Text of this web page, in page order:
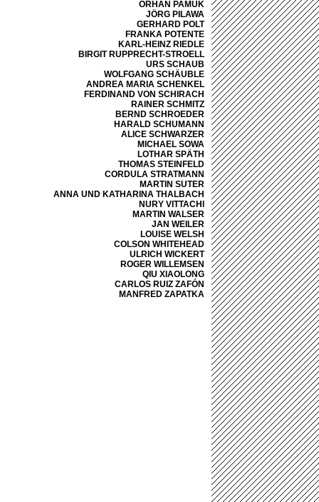
ORHAN PAMUK
JÖRG PILAWA
GERHARD POLT
FRANKA POTENTE
KARL-HEINZ RIEDLE
BIRGIT RUPPRECHT-STROELL
URS SCHAUB
WOLFGANG SCHÄUBLE
ANDREA MARIA SCHENKEL
FERDINAND VON SCHIRACH
RAINER SCHMITZ
BERND SCHROEDER
HARALD SCHUMANN
ALICE SCHWARZER
MICHAEL SOWA
LOTHAR SPÄTH
THOMAS STEINFELD
CORDULA STRATMANN
MARTIN SUTER
ANNA UND KATHARINA THALBACH
NURY VITTACHI
MARTIN WALSER
JAN WEILER
LOUISE WELSH
COLSON WHITEHEAD
ULRICH WICKERT
ROGER WILLEMSEN
QIU XIAOLONG
CARLOS RUIZ ZAFÓN
MANFRED ZAPATKA